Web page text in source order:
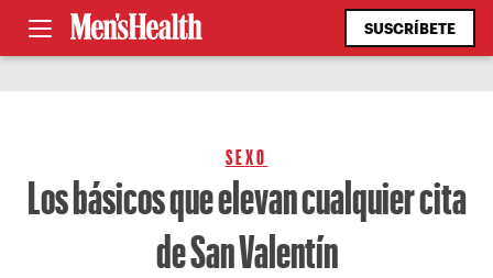
SUSCRÍBETE
SEXO
Los básicos que elevan cualquier cita
de San Valentín